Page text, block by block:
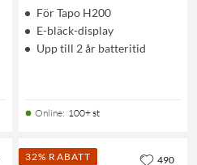
För Tapo H200
E-bläck-display
Upp till 2 år batteritid
Online: 100+ st
32% RABATT 490